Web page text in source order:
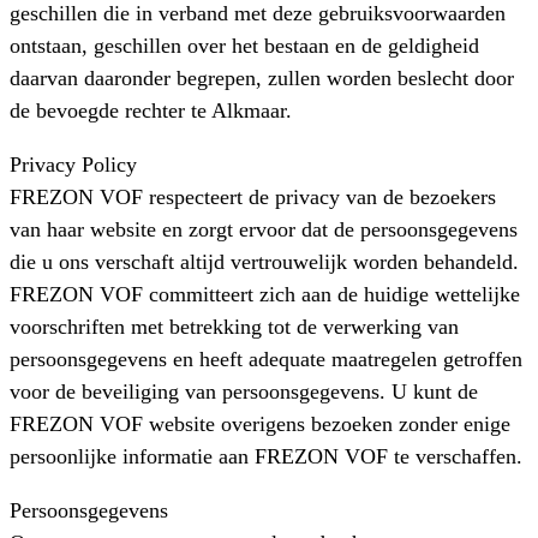
geschillen die in verband met deze gebruiksvoorwaarden
ontstaan, geschillen over het bestaan en de geldigheid
daarvan daaronder begrepen, zullen worden beslecht door
de bevoegde rechter te Alkmaar.
Privacy Policy
FREZON VOF respecteert de privacy van de bezoekers
van haar website en zorgt ervoor dat de persoonsgegevens
die u ons verschaft altijd vertrouwelijk worden behandeld.
FREZON VOF committeert zich aan de huidige wettelijke
voorschriften met betrekking tot de verwerking van
persoonsgegevens en heeft adequate maatregelen getroffen
voor de beveiliging van persoonsgegevens. U kunt de
FREZON VOF website overigens bezoeken zonder enige
persoonlijke informatie aan FREZON VOF te verschaffen.
Persoonsgegevens